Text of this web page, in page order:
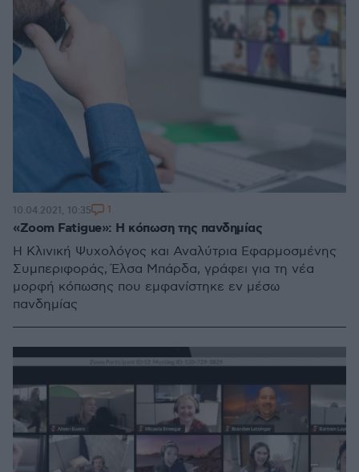
«Zoom Fatigue»: Η κόπωση της πανδημίας
Η Κλινική Ψυχολόγος και Αναλύτρια Εφαρμοσμένης
Συμπεριφοράς, Έλσα Μπάρδα, γράφει για τη νέα
μορφή κόπωσης που εμφανίστηκε εν μέσω
πανδημίας
10.04.2021, 10:35 1